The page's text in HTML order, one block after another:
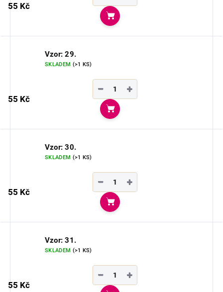
55 Kč
Do košíku
Vzor: 29.
SKLADEM (>1 KS)
55 Kč
+
−
Do košíku
Vzor: 30.
SKLADEM (>1 KS)
55 Kč
+
−
Do košíku
Vzor: 31.
SKLADEM (>1 KS)
55 Kč
+
−